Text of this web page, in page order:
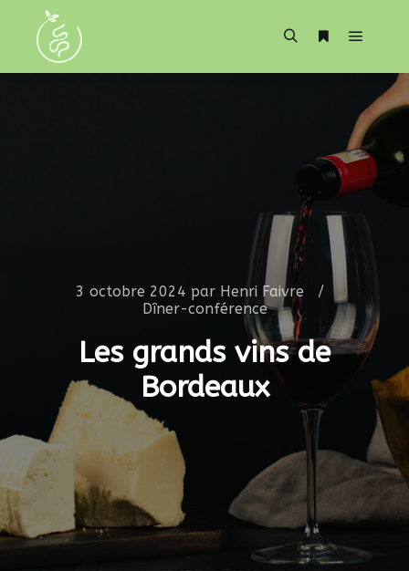
3 octobre 2024 par Henri Faivre
Dîner-conférence
Les grands vins de
Bordeaux